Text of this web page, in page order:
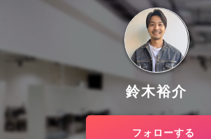
鈴木裕介
フォローする